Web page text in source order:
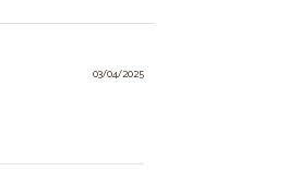
03/04/2025